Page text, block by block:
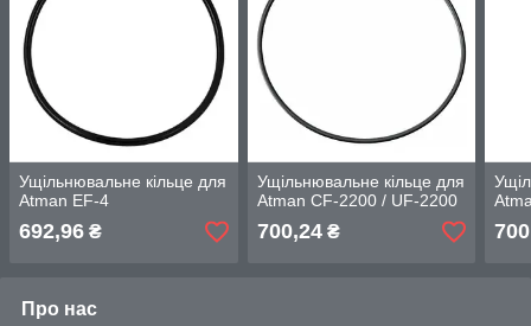
Ущільнювальне кільце для
Atman EF-4
692,96 ₴
Ущільнювальне кільце для
Atman CF-2200 / UF-2200
700,24₴
Про нас